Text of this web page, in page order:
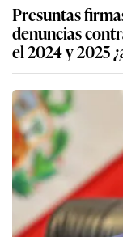
Presuntas
denuncias
el 2024 y 2025